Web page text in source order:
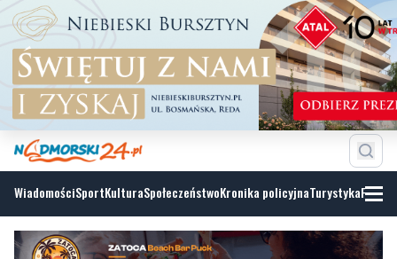
WiadomościSportKulturaSpołeczeństwoKronika policyjnaTurystyka